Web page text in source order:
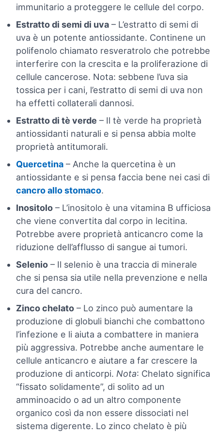
immunitario a proteggere le cellule del corpo.
Estratto di semi di uva– L’estratto di semi di
uva è un potente antiossidante. Continene un
polifenolo chiamato resveratrolo che potrebbe
interferire con la crescita e la proliferazione di
cellule cancerose. Nota: sebbene l’uva sia
tossica per i cani, l’estratto di semi di uva non
ha effetti collaterali dannosi.
Estratto di tè verde – Il tè verde ha proprietà
antiossidanti naturali e si pensa abbia molte
proprietà antitumorali.
Quercetina– Anche la quercetina è un
antiossidante e si pensa faccia bene nei casi di
cancro allo stomaco.
Inositolo– L’inositolo è una vitamina B ufficiosa
che viene convertita dal corpo in lecitina.
Potrebbe avere proprietà anticancro come la
riduzione dell’afflusso di sangue ai tumori.
Selenio– Il selenio è una traccia di minerale
che si pensa sia utile nella prevenzione e nella
cura del cancro.
Zinco chelato– Lo zinco può aumentare la
produzione di globuli bianchi che combattono
l’infezione e li aiuta a combattere in maniera
più aggressiva. Potrebbe anche aumentare le
cellule anticancro e aiutare a far crescere la
produzione di anticorpi. Nota: Chelato significa
“fissato solidamente”, di solito ad un
amminoacido o ad un altro componente
organico così da non essere dissociati nel
sistema digerente. Lo zinco chelato è più